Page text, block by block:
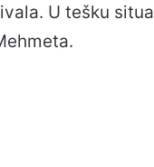
U tešku